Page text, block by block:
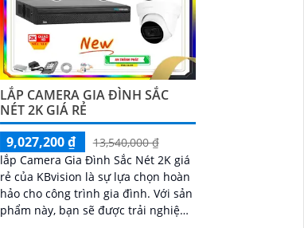
LẮP CAMERA GIA ĐÌNH SẮC
NÉT 2K GIÁ RẺ
9,027,200 ₫
13,540,000 ₫
lắp Camera Gia Đình Sắc Nét 2K giá
rẻ của KBvision là sự lựa chọn hoàn
hảo cho công trình gia đình. Với sản
phẩm này, bạn sẽ được trải nghiệm